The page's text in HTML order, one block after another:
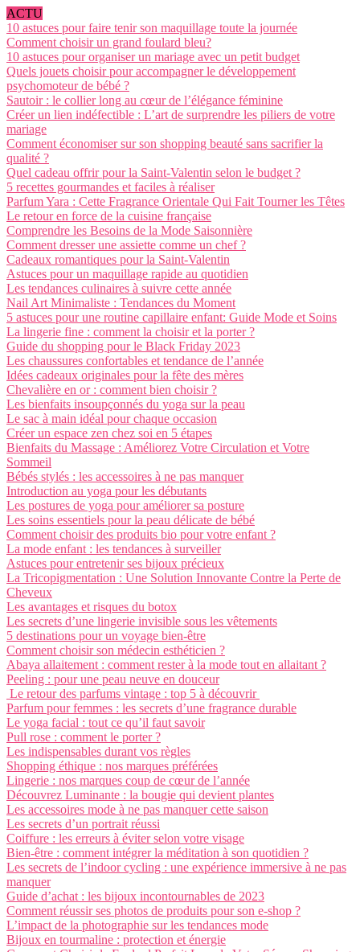
ACTU
10 astuces pour faire tenir son maquillage toute la journée
Comment choisir un grand foulard bleu?
10 astuces pour organiser un mariage avec un petit budget
Quels jouets choisir pour accompagner le développement
psychomoteur de bébé ?
Sautoir : le collier long au cœur de l’élégance féminine
Créer un lien indéfectible : L’art de surprendre les piliers de votre
mariage
Comment économiser sur son shopping beauté sans sacrifier la
qualité ?
Quel cadeau offrir pour la Saint-Valentin selon le budget ?
5 recettes gourmandes et faciles à réaliser
Parfum Yara : Cette Fragrance Orientale Qui Fait Tourner les Têtes
Le retour en force de la cuisine française
Comprendre les Besoins de la Mode Saisonnière
Comment dresser une assiette comme un chef ?
Cadeaux romantiques pour la Saint-Valentin
Astuces pour un maquillage rapide au quotidien
Les tendances culinaires à suivre cette année
Nail Art Minimaliste : Tendances du Moment
5 astuces pour une routine capillaire enfant: Guide Mode et Soins
La lingerie fine : comment la choisir et la porter ?
Guide du shopping pour le Black Friday 2023
Les chaussures confortables et tendance de l’année
Idées cadeaux originales pour la fête des mères
Chevalière en or : comment bien choisir ?
Les bienfaits insoupçonnés du yoga sur la peau
Le sac à main idéal pour chaque occasion
Créer un espace zen chez soi en 5 étapes
Bienfaits du Massage : Améliorez Votre Circulation et Votre
Sommeil
Bébés stylés : les accessoires à ne pas manquer
Introduction au yoga pour les débutants
Les postures de yoga pour améliorer sa posture
Les soins essentiels pour la peau délicate de bébé
Comment choisir des produits bio pour votre enfant ?
La mode enfant : les tendances à surveiller
Astuces pour entretenir ses bijoux précieux
La Tricopigmentation : Une Solution Innovante Contre la Perte de
Cheveux
Les avantages et risques du botox
Les secrets d’une lingerie invisible sous les vêtements
5 destinations pour un voyage bien-être
Comment choisir son médecin esthéticien ?
Abaya allaitement : comment rester à la mode tout en allaitant ?
Peeling : pour une peau neuve en douceur
Le retour des parfums vintage : top 5 à découvrir
Parfum pour femmes : les secrets d’une fragrance durable
Le yoga facial : tout ce qu’il faut savoir
Pull rose : comment le porter ?
Les indispensables durant vos règles
Shopping éthique : nos marques préférées
Lingerie : nos marques coup de cœur de l’année
Découvrez Luminante : la bougie qui devient plantes
Les accessoires mode à ne pas manquer cette saison
Les secrets d’un portrait réussi
Coiffure : les erreurs à éviter selon votre visage
Bien-être : comment intégrer la méditation à son quotidien ?
Les secrets de l’indoor cycling : une expérience immersive à ne pas
manquer
Guide d’achat : les bijoux incontournables de 2023
Comment réussir ses photos de produits pour son e-shop ?
L’impact de la photographie sur les tendances mode
Bijoux en tourmaline : protection et énergie